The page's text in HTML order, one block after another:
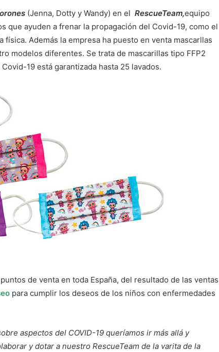
(Jenna, Dotty y Wandy) en el RescueTeam,equipo
que ayuden a frenar la propagación del Covid-19, como el
Además la empresa ha puesto en venta mascarllas
modelos diferentes. Se trata de mascarillas tipo FFP2
19 está garantizada hasta 25 lavados.
de venta en toda España, del resultado de las ventas
para cumplir los deseos de los niños con enfermedades
aspectos del COVID-19 queríamos ir más allá y
y dotar a nuestro RescueTeam de la varita de la